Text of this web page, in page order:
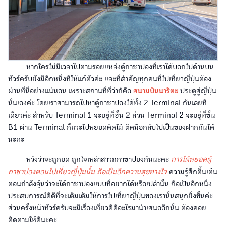
หากใครไม่มีเวลาไปตามรอยแหล่งตู้กาชาปองที่เราได้บอกไปด้านบน
ทัวร์ครับยังมีอีกหนึ่งทีให้แก้ตัวค่ะ และที่สำคัญทุกคนที่ไปเที่ยวญี่ปุ่นต้อง
ผ่านที่นี่อย่างแน่นอน เพราะสถานที่ที่ว่าก็คือ สนามบินนาริตะ ประตูสู่ญี่ปุ่น
นั่นเองค่ะ โดยเราสามารถไปหาตู้กาชาปองได้ทั้ง 2 Terminal กันเลยที
เดียวค่ะ สำหรับ Terminal 1 จะอยู่ที่ชั้น 2 ส่วน Terminal 2 จะอยู่ที่ชั้น
B1 ผ่าน Terminal ก็แวะไปหยอดติดไม้ ติดมือกลับไปเป็นของฝากกันได้
นะคะ
หวังว่าจะถูกอด ถูกใจเหล่าสาวกกาชาปองกันนะคะ การได้หยอดตู้
กาชาปองตอนไปเที่ยวญี่ปุ่นนั้น ถือเป็นอีกความสุขทางใจ ความรู้สึกตื้นเต้น
ตอนกำลังลุ้นว่าจะได้กาชาปองแบบที่อยากได้หรือเปล่านั้น ถือเป็นอีกหนึ่ง
ประสบการณ์ดีดีที่จะเติมเต็มให้การไปเที่ยวญี่ปุ่นของเรานั้นสนุกยิ่งขึ้นค่ะ
ส่วนครั้งหน้าทัวร์ครับจะมีเรื่องเที่ยวดีดีอะไรมานำเสนออีกนั้น ต้องคอย
ติดตามให้ดีนะคะ